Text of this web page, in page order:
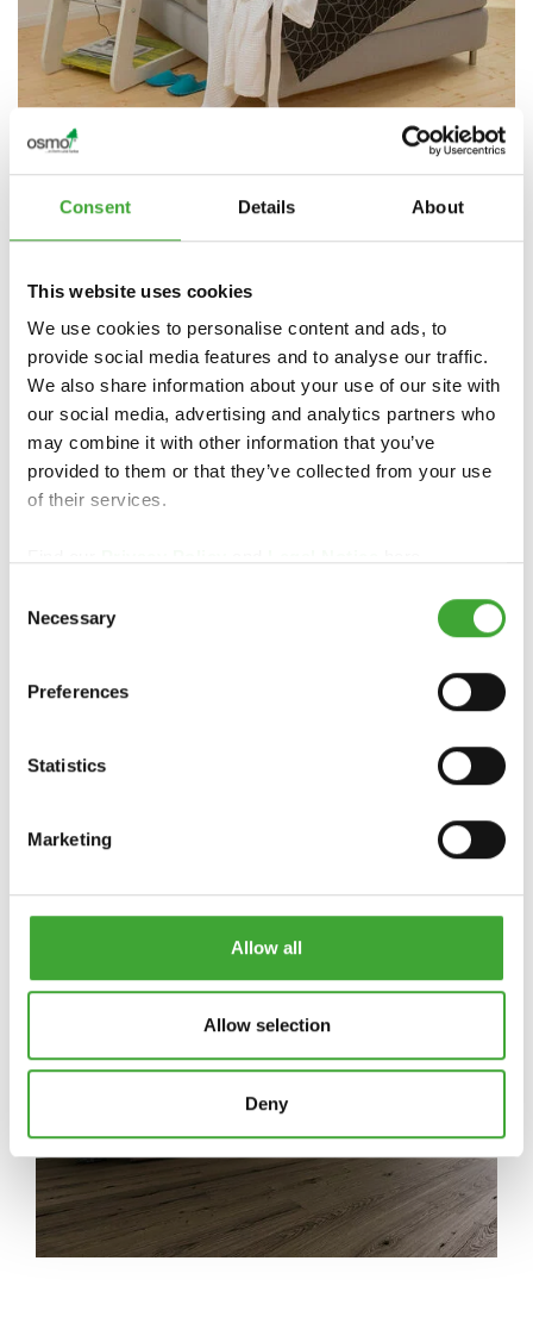
Consent Details About
This website uses cookies
We use cookies to personalise content and ads, to
provide social media features and to analyse our traffic.
We also share information about your use of our site with
our social media, advertising and analytics partners who
may combine it with other information that you’ve
provided to them or that they’ve collected from your use
of their services.
Selection
Necessary
Preferences
Statistics
Marketing
Allow all
Allow selection
Deny
A fapadlókkal kapcsolatos tapasztalatok révén az
Osmo megtanulta, hogy az ilyen felületeken milyen
feltételeket kell biztosítani a fa felületkezelésnek. A
fának meg kell őriznie természetes tulajdonságait,
és képesnek kell lennie a nedvesség felvételére és
természetes olajon és viaszon alapuló fa
felületet hoz létre. Az Osmo Keményviasz Olaj az
szennyeződések és foltok könnyen eltávolíthatók
egy nedves felmosórongy és egy kis Osmo Tisztító
vagy erősen kopott területek esetén az Osmo
viaszos ápoló és tisztítószer hasznos eszköz. Az
ápolószerben található természetes viaszoknak és
olajoknak köszönhetően a padló felfrissül és úgy
ragyog, mintha új lenne.